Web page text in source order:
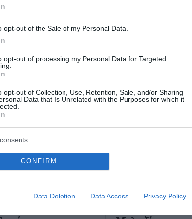
opt-out of the Sale of my Personal Data.
opt-out of processing my Personal Data for Targeted
opt-out of Collection, Use, Retention, Sale, and/or Sharing
Data that Is Unrelated with the Purposes for which it
CONFIRM
Data Deletion Data Access Privacy Policy
Lykavitos.gr στο Google News
όλες τις ειδήσεις